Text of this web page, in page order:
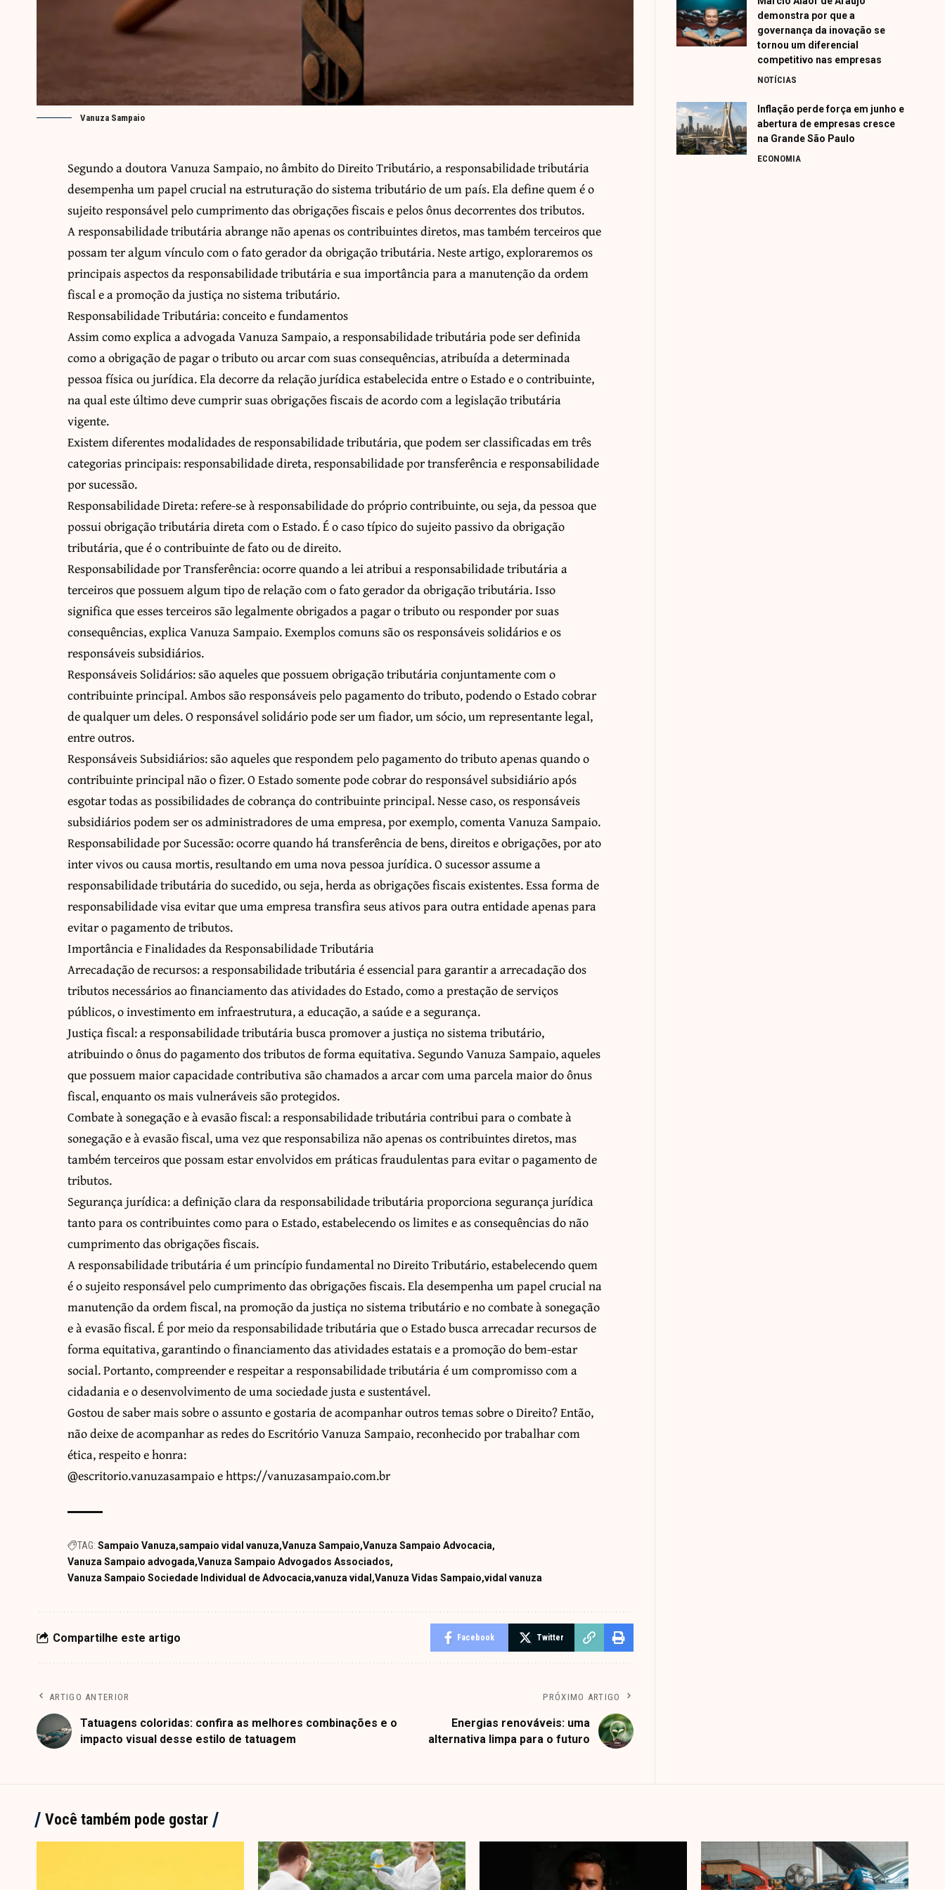
Vanuza Sampaio
Segundo a doutora Vanuza Sampaio, no âmbito do Direito Tributário, a responsabilidade tributária
desempenha um papel crucial na estruturação do sistema tributário de um país. Ela define quem é o
sujeito responsável pelo cumprimento das obrigações fiscais e pelos ônus decorrentes dos tributos.
A responsabilidade tributária abrange não apenas os contribuintes diretos, mas também terceiros que
possam ter algum vínculo com o fato gerador da obrigação tributária. Neste artigo, exploraremos os
principais aspectos da responsabilidade tributária e sua importância para a manutenção da ordem
fiscal e a promoção da justiça no sistema tributário.
Responsabilidade Tributária: conceito e fundamentos
Assim como explica a advogada Vanuza Sampaio, a responsabilidade tributária pode ser definida
como a obrigação de pagar o tributo ou arcar com suas consequências, atribuída a determinada
pessoa física ou jurídica. Ela decorre da relação jurídica estabelecida entre o Estado e o contribuinte,
na qual este último deve cumprir suas obrigações fiscais de acordo com a legislação tributária
vigente.
Existem diferentes modalidades de responsabilidade tributária, que podem ser classificadas em três
categorias principais: responsabilidade direta, responsabilidade por transferência e responsabilidade
por sucessão.
Responsabilidade Direta: refere-se à responsabilidade do próprio contribuinte, ou seja, da pessoa que
possui obrigação tributária direta com o Estado. É o caso típico do sujeito passivo da obrigação
tributária, que é o contribuinte de fato ou de direito.
Responsabilidade por Transferência: ocorre quando a lei atribui a responsabilidade tributária a
terceiros que possuem algum tipo de relação com o fato gerador da obrigação tributária. Isso
significa que esses terceiros são legalmente obrigados a pagar o tributo ou responder por suas
consequências, explica Vanuza Sampaio. Exemplos comuns são os responsáveis solidários e os
responsáveis subsidiários.
Responsáveis Solidários: são aqueles que possuem obrigação tributária conjuntamente com o
contribuinte principal. Ambos são responsáveis pelo pagamento do tributo, podendo o Estado cobrar
de qualquer um deles. O responsável solidário pode ser um fiador, um sócio, um representante legal,
entre outros.
Responsáveis Subsidiários: são aqueles que respondem pelo pagamento do tributo apenas quando o
contribuinte principal não o fizer. O Estado somente pode cobrar do responsável subsidiário após
esgotar todas as possibilidades de cobrança do contribuinte principal. Nesse caso, os responsáveis
subsidiários podem ser os administradores de uma empresa, por exemplo, comenta Vanuza Sampaio.
Responsabilidade por Sucessão: ocorre quando há transferência de bens, direitos e obrigações, por ato
inter vivos ou causa mortis, resultando em uma nova pessoa jurídica. O sucessor assume a
responsabilidade tributária do sucedido, ou seja, herda as obrigações fiscais existentes. Essa forma de
responsabilidade visa evitar que uma empresa transfira seus ativos para outra entidade apenas para
evitar o pagamento de tributos.
Importância e Finalidades da Responsabilidade Tributária
Arrecadação de recursos: a responsabilidade tributária é essencial para garantir a arrecadação dos
tributos necessários ao financiamento das atividades do Estado, como a prestação de serviços
públicos, o investimento em infraestrutura, a educação, a saúde e a segurança.
Justiça fiscal: a responsabilidade tributária busca promover a justiça no sistema tributário,
atribuindo o ônus do pagamento dos tributos de forma equitativa. Segundo Vanuza Sampaio, aqueles
que possuem maior capacidade contributiva são chamados a arcar com uma parcela maior do ônus
fiscal, enquanto os mais vulneráveis são protegidos.
Combate à sonegação e à evasão fiscal: a responsabilidade tributária contribui para o combate à
sonegação e à evasão fiscal, uma vez que responsabiliza não apenas os contribuintes diretos, mas
também terceiros que possam estar envolvidos em práticas fraudulentas para evitar o pagamento de
tributos.
Segurança jurídica: a definição clara da responsabilidade tributária proporciona segurança jurídica
tanto para os contribuintes como para o Estado, estabelecendo os limites e as consequências do não
cumprimento das obrigações fiscais.
A responsabilidade tributária é um princípio fundamental no Direito Tributário, estabelecendo quem
é o sujeito responsável pelo cumprimento das obrigações fiscais. Ela desempenha um papel crucial na
manutenção da ordem fiscal, na promoção da justiça no sistema tributário e no combate à sonegação
e à evasão fiscal. É por meio da responsabilidade tributária que o Estado busca arrecadar recursos de
forma equitativa, garantindo o financiamento das atividades estatais e a promoção do bem-estar
social. Portanto, compreender e respeitar a responsabilidade tributária é um compromisso com a
cidadania e o desenvolvimento de uma sociedade justa e sustentável.
Gostou de saber mais sobre o assunto e gostaria de acompanhar outros temas sobre o Direito? Então,
não deixe de acompanhar as redes do Escritório Vanuza Sampaio, reconhecido por trabalhar com
ética, respeito e honra:
@escritorio.vanuzasampaio e https://vanuzasampaio.com.br
TAG: Sampaio Vanuza sampaio vidal vanuza Vanuza Sampaio Vanuza Sampaio Advocacia
Vanuza Sampaio advogada Vanuza Sampaio Advogados Associados
Vanuza Sampaio Sociedade Individual de Advocacia vanuza vidal Vanuza Vidas Sampaio vidal vanuza
Compartilhe este artigo Facebook Twitter
ARTIGO ANTERIOR
Tatuagens coloridas: confira as melhores combinações e o
impacto visual desse estilo de tatuagem
PRÓXIMO ARTIGO
Energias renováveis: uma
alternativa limpa para o futuro
demonstra por que a
governança da inovação se
tornou um diferencial
competitivo nas empresas
NOTÍCIAS
Inflação perde força em junho e
abertura de empresas cresce
na Grande São Paulo
ECONOMIA
Você também pode gostar